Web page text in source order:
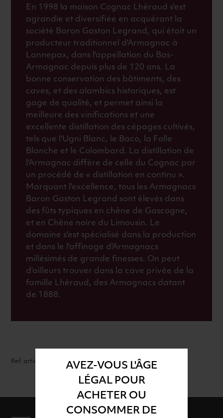
AVEZ-VOUS L'ÂGE
LÉGAL POUR
ACHETER OU
CONSOMMER DE
En 1998 la maison Cognac Lhéraud s'est
agrandie et diversifiée en acquérant la
société Baron Gaston Legrand, qui était un
producteur traditionnel d'Armagnac à
Lannepax, dans l'appellation du Bas-
Armagnac depuis plus de 120 ans. La
bonne conservation des bâtiments, des
caves, et des alambics historiques, est
gage de qualité, et permet ainsi la
meilleure des vinifications et une
excellente distillation des cépages cultivés,
tels que l'Ugni Blanc, le Baco, la Folle
Blanche et le Colombard. La distillation de
l'Armagnac diffère de celle du Cognac par
un procédé de « distillation en continu ».
Marquant l'excellence, tous les Armagnacs
Baron Gaston Legrand sont élevés dans
des fûts typiques en chêne de Gascogne,
et en Chêne noire du Limousin. Le
domaine s'est spécialisé dans la production
et dans le l'affinage d'Armagnacs
millésimés de grande finesses. On peut
d'ailleurs trouver dans la cave privée de la
famille Lhéraud, des Armagnacs datant
de 1888.
Ref. article : 39110